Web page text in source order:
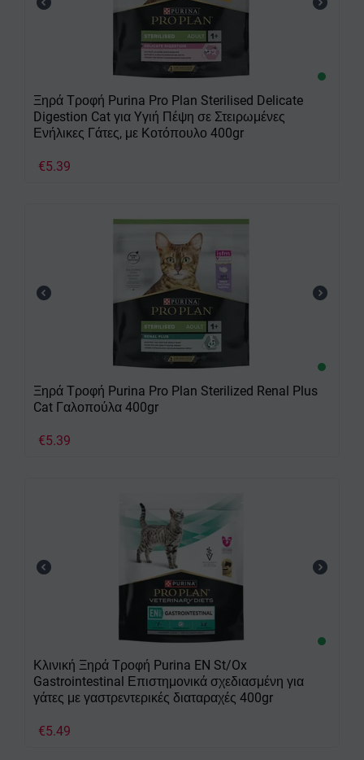
Ξηρά Τροφή Purina Pro Plan Sterilised Delicate
Digestion Cat για Yγιή Πέψη σε Στειρωμένες
Ενήλικες Γάτες, με Κοτόπουλο 400gr
€5.39
Ξηρά Τροφή Purina Pro Plan Sterilized Renal Plus
Cat Γαλοπούλα 400gr
€5.39
Κλινική Ξηρά Τροφή Purina EN St/Ox
Gastrointestinal Επιστημονικά σχεδιασμένη για
γάτες με γαστρεντερικές διαταραχές 400gr
€5.49